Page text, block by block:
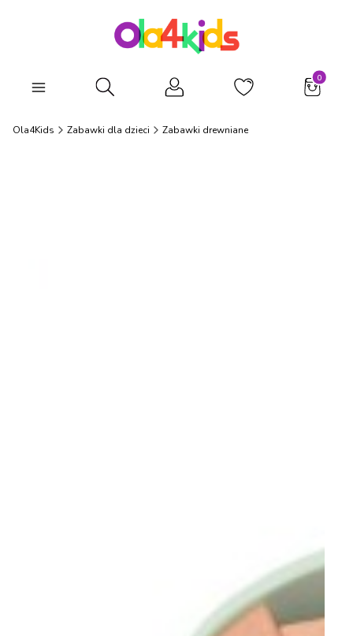
Otwórz wyszukiwarkę
Ola4Kids Zabawki dla dzieci Zabawki drewniane